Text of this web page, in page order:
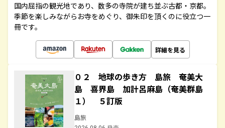
国内屈指の観光地であり、数多の寺院が建ち並ぶ古都・京都。
季節を楽しみながらお寺をめぐり、御朱印を頂くのに役立つ一
冊です。
詳細を見る
０２ 地球の歩き方 島旅 奄美大
島 喜界島 加計呂麻島（奄美群島
１） ５訂版
島旅